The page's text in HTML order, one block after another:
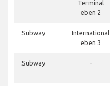
Terminal
eben 2
Subway
International
eben 3
Subway -